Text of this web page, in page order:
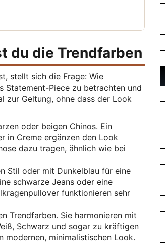
du die Trendfarben
stellt sich die Frage: Wie
Statement-Piece zu betrachten und
zur Geltung, ohne dass der Look
oder beigen Chinos. Ein
in Creme ergänzen den Look
dazu tragen, ähnlich wie bei
Stil oder mit Dunkelblau für eine
schwarze Jeans oder eine
funktionieren sehr
Trendfarben. Sie harmonieren mit
Schwarz und sogar zu kräftigen
modernen, minimalistischen Look.